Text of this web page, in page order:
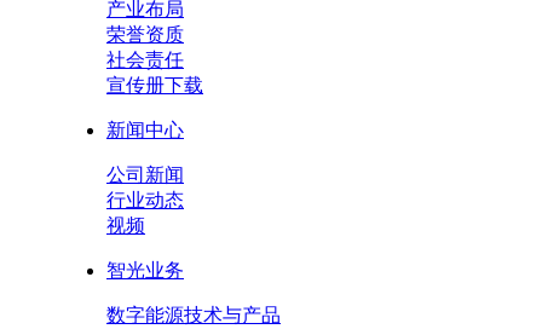
产业布局
荣誉资质
社会责任
宣传册下载
新闻中心
公司新闻
行业动态
视频
智光业务
数字能源技术与产品